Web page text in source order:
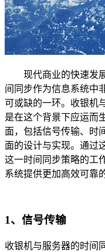
现代商业的快速发展
间同步作为信息系统中
可或缺的一环。收银机
是在这个背景下应运而
面，包括信号传输、时
面的设计与实现。通过
这一时间同步策略的工
系统提供更加高效可靠
1、信号传输
收银机与服务器的时间